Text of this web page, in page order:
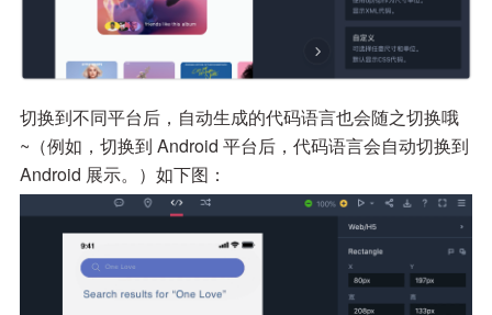
切换到不同平台后，自动生成的代码语言也会随之切换哦
~（例如，切换到 Android 平台后，代码语言会自动切换到
Android 展示。）如下图：